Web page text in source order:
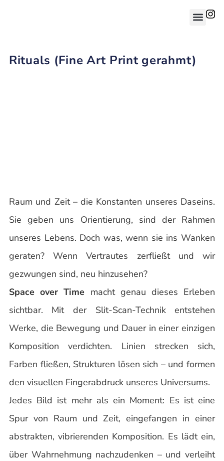
Rituals (Fine Art Print gerahmt)
Raum und Zeit – die Konstanten unseres Daseins.
Sie geben uns Orientierung, sind der Rahmen
unseres Lebens. Doch was, wenn sie ins Wanken
geraten? Wenn Vertrautes zerfließt und wir
gezwungen sind, neu hinzusehen?
Space over Time macht genau dieses Erleben
sichtbar. Mit der Slit-Scan-Technik entstehen
Werke, die Bewegung und Dauer in einer einzigen
Komposition verdichten. Linien strecken sich,
Farben fließen, Strukturen lösen sich – und formen
den visuellen Fingerabdruck unseres Universums.
Jedes Bild ist mehr als ein Moment: Es ist eine
Spur von Raum und Zeit, eingefangen in einer
abstrakten, vibrierenden Komposition. Es lädt ein,
über Wahrnehmung nachzudenken – und verleiht